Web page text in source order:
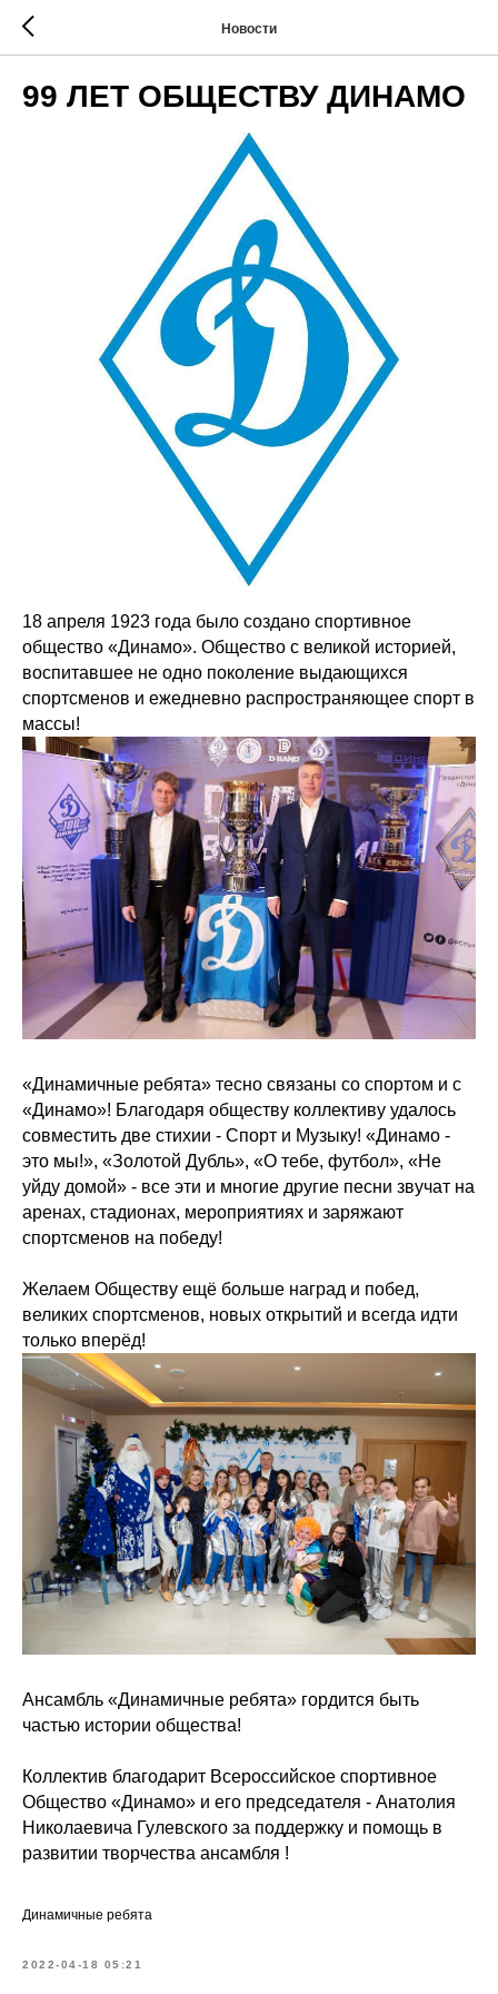
Новости
99 ЛЕТ ОБЩЕСТВУ ДИНАМО
18 апреля 1923 года было создано спортивное
общество «Динамо». Общество с великой историей,
воспитавшее не одно поколение выдающихся
спортсменов и ежедневно распространяющее спорт в
массы!
«Динамичные ребята» тесно связаны со спортом и с
«Динамо»! Благодаря обществу коллективу удалось
совместить две стихии - Спорт и Музыку! «Динамо -
это мы!», «Золотой Дубль», «О тебе, футбол», «Не
уйду домой» - все эти и многие другие песни звучат на
аренах, стадионах, мероприятиях и заряжают
спортсменов на победу!
Желаем Обществу ещё больше наград и побед,
великих спортсменов, новых открытий и всегда идти
только вперёд!
Ансамбль «Динамичные ребята» гордится быть
частью истории общества!
Коллектив благодарит Всероссийское спортивное
Общество «Динамо» и его председателя - Анатолия
Николаевича Гулевского за поддержку и помощь в
развитии творчества ансамбля !
Динамичные ребята
2022-04-18 05:21